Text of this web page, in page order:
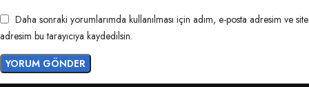
Daha sonraki yorumlarımda kullanılması için adım, e-posta adresim ve site
adresim bu tarayıcıya kaydedilsin.